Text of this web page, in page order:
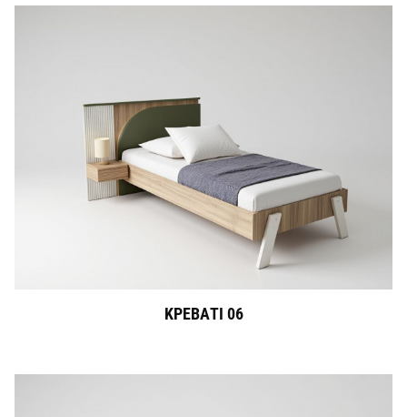
ΚΡΕΒΑΤΙ 06